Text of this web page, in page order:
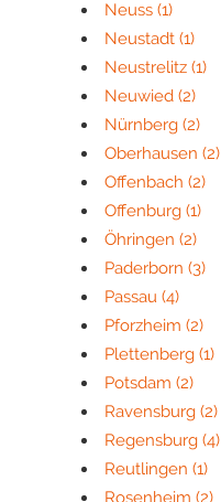
Neuss (1)
Neustadt (1)
Neustrelitz (1)
Neuwied (2)
Nürnberg (2)
Oberhausen (2)
Offenbach (2)
Offenburg (1)
Öhringen (2)
Paderborn (3)
Passau (4)
Pforzheim (2)
Plettenberg (1)
Potsdam (2)
Ravensburg (2)
Regensburg (4)
Reutlingen (1)
Rosenheim (2)